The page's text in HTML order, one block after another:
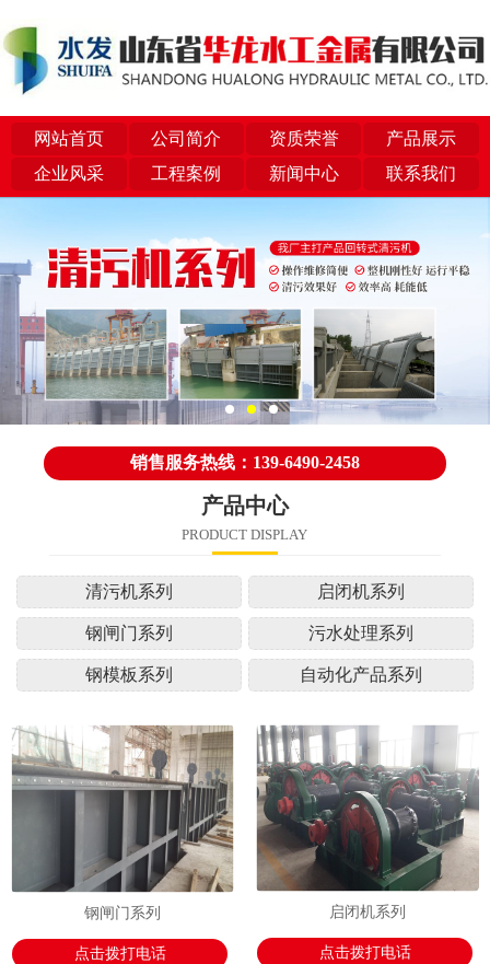
网站首页 公司简介 资质荣誉
产品展示
企业风采
工程案例 新闻中心 联系我们
销售服务热线：139-6490-2458
产品中心
PRODUCT DISPLAY
清污机系列 启闭机系列
钢闸门系列 污水处理系列
钢模板系列 自动化产品系列
钢闸门系列
点击拨打电话
启闭机系列
点击拨打电话